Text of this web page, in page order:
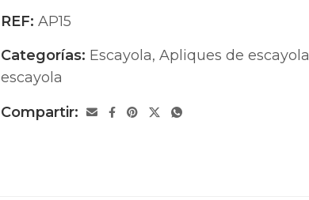
REF: AP15
Categorías: Escayola, Apliques de escayola
escayola
Compartir: